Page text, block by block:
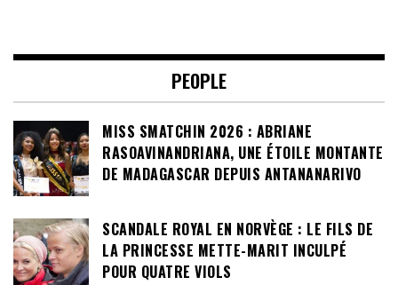
PEOPLE
MISS SMATCHIN 2026 : ABRIANE
RASOAVINANDRIANA, UNE ÉTOILE MONTANTE
DE MADAGASCAR DEPUIS ANTANANARIVO
SCANDALE ROYAL EN NORVÈGE : LE FILS DE
LA PRINCESSE METTE-MARIT INCULPÉ
POUR QUATRE VIOLS